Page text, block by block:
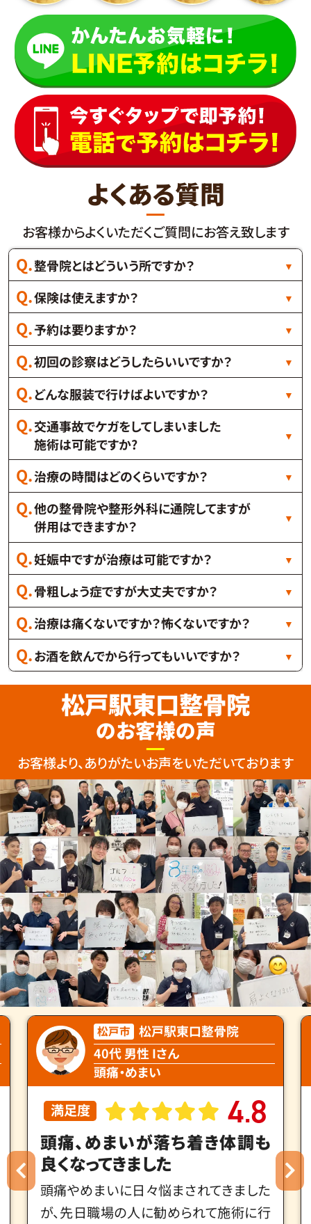
よくある質問
お客様からよくいただくご質問にお答え致します
整骨院とはどういう所ですか？
保険は使えますか？
予約は要りますか？
初回の診察はどうしたらいいですか？
どんな服装で行けばよいですか？
交通事故でケガをしてしまいました
施術は可能ですか?
治療の時間はどのくらいですか？
他の整骨院や整形外科に通院してますが
併用はできますか？
妊娠中ですが治療は可能ですか？
骨粗しょう症ですが大丈夫ですか？
治療は痛くないですか？怖くないですか？
お酒を飲んでから行ってもいいですか？
松戸駅東口整骨院
のお客様の声
お客様より、ありがたいお声をいただいております
松戸市 松戸駅東口整骨院
40代 男性 Iさん
頭痛・めまい
満足度 4.8
頭痛、めまいが落ち着き体調も
良くなってきました
頭痛やめまいに日々悩まされてきました
が、先日職場の人に勧められて施術に行